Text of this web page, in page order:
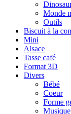
Monde
Outils
Biscuit à la
Mini
Alsace
Tasse café
Format 3D
Divers
Bébé
Coeur
Forme
Musique